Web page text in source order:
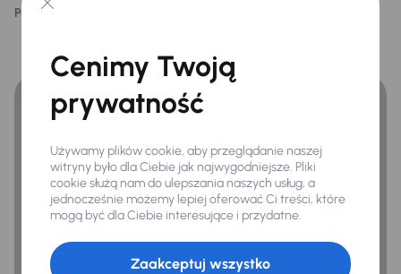
Asystent podjazdu
Automatyczne zatrzymanie przed przeszkoda
ESP
Kontrola tlaku v pneumatikách
System stabilizacji toru jazdy
Podoba ci się ten opis?
Zyskaj lepsze warunki finansowania niż v banku.
Cenimy Twoją
prywatność
Używamy plików cookie, aby przeglądanie naszej
witryny było dla Ciebie jak najwygodniejsze. Pliki
cookie służą nam do ulepszania naszych usług, a
jednocześnie możemy lepiej oferować Ci treści, które
mogą być dla Ciebie interesujące i przydatne.
Zaakceptuj wszystko